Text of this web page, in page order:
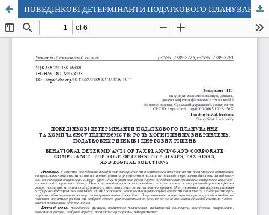
ПОВЕДІНКОВІ ДЕТЕРМІНАНТИ ПОДАТКОВОГО ПЛАНУВАННЯ ТА КОМПЛАЄНСУ ПІДПРИЄМСТВ: РОЛЬ КОГНІТИВНИХ ВИКРИВЛЕНЬ, ПОДАТКОВИХ РИЗИКІВ І ЦИФРОВИХ РІШЕНЬ